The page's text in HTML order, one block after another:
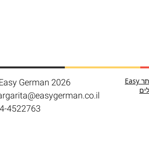
German 2026
4522763
תנאי שימוש ורכישה באתר Easy